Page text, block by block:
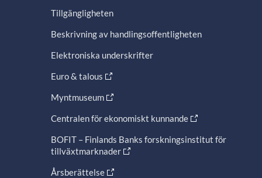
Tillgängligheten
Beskrivning av handlingsoffentligheten
Elektroniska underskrifter
Euro & talous
Myntmuseum
Centralen för ekonomiskt kunnande
BOFIT – Finlands Banks forskningsinstitut för
tillväxtmarknader
Årsberättelse